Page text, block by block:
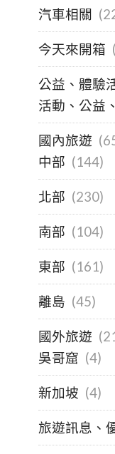
汽車相關
今天來開箱
公益、體驗
活動、公益
國內旅遊
中部 (144)
北部 (230)
南部 (104)
東部 (161)
離島 (45)
國外旅遊
吳哥窟 (4)
新加坡 (4)
旅遊訊息、